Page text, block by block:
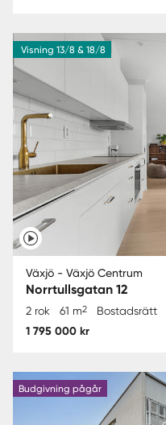
Visning 13/8 & 18/8
Växjö - Växjö Centrum
Norrtullsgatan 12
2 rok 61 m2 Bostadsrätt
1 795 000 kr
Budgivning pågår